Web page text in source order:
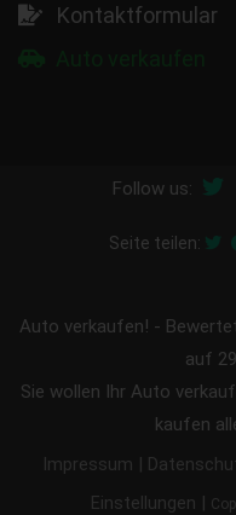
Kontaktformular
Follow us:
Seite teilen:
Auto verkaufen! -
auf
Sie wollen Ihr Auto
kaufen
Impressum |
Einstellungen |